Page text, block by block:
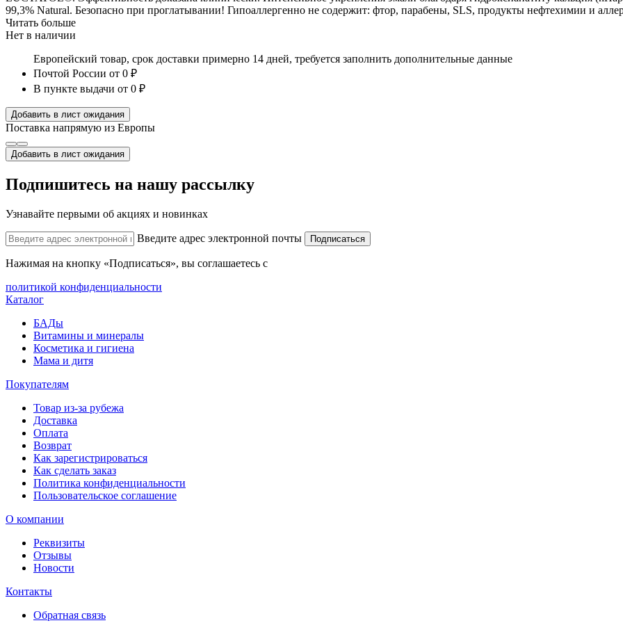
99,3% Natural. Безопасно при проглатывании! Гипоаллергенно не содержит: фтор, парабены, SLS, продукты нефтехимии и
Читать больше
Нет в наличии
Европейский товар, срок доставки примерно 14 дней, требуется заполнить дополнительные данные
Почтой России от 0 ₽
В пункте выдачи от 0 ₽
Добавить в лист ожидания
Поставка напрямую из Европы
Добавить в лист ожидания
Подпишитесь на нашу рассылку
Узнавайте первыми об акциях и новинках
Введите адрес электронной почты Подписаться
Нажимая на кнопку «Подписаться», вы соглашаетесь с
политикой конфиденциальности
Каталог
БАДы
Витамины и минералы
Косметика и гигиена
Мама и дитя
Покупателям
Товар из-за рубежа
Доставка
Оплата
Возврат
Как зарегистрироваться
Как сделать заказ
Политика конфиденциальности
Пользовательское соглашение
О компании
Реквизиты
Отзывы
Новости
Контакты
Обратная связь